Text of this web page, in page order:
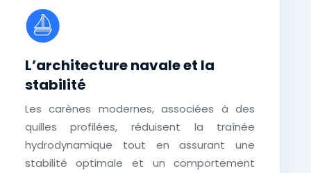
L’architecture navale et la
stabilité
Les carènes modernes, associées à des
quilles profilées, réduisent la traînée
hydrodynamique tout en assurant une
stabilité optimale et un comportement